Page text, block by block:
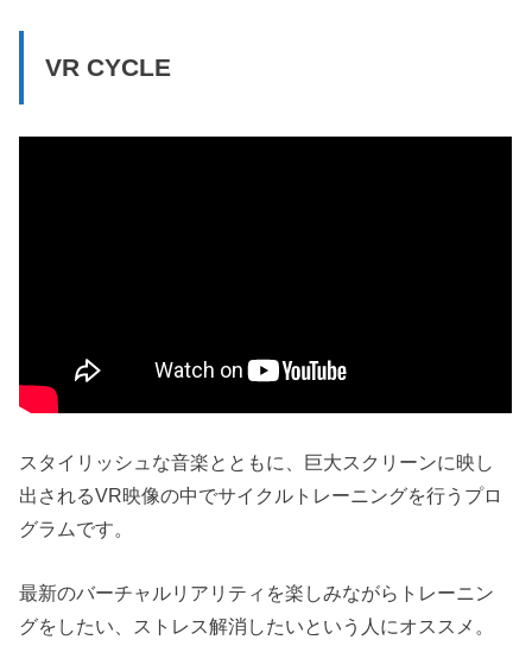
VR CYCLE
スタイリッシュな音楽とともに、巨大スクリーンに映し
出されるVR映像の中でサイクルトレーニングを行うプロ
グラムです。
最新のバーチャルリアリティを楽しみながらトレーニン
グをしたい、ストレス解消したいという人にオススメ。